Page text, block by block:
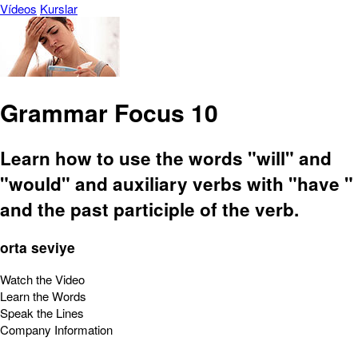
Vídeos Kurslar
Grammar Focus 10
Learn how to use the words "will" and
"would" and auxiliary verbs with "have "
and the past participle of the verb.
orta seviye
Watch the Video
Learn the Words
Speak the Lines
Company Information